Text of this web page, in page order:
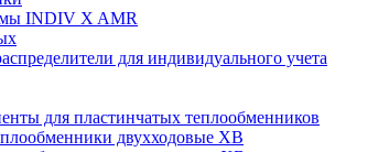
INDIV X AMR
для индивидуального учета
для пластинчатых теплообменников
двухходовые XB